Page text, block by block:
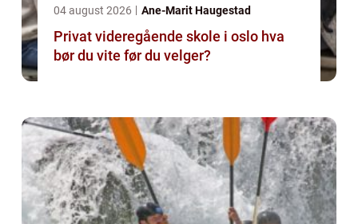
04 august 2026 Ane-Marit Haugestad
Privat videregående skole i oslo hva
bør du vite før du velger?